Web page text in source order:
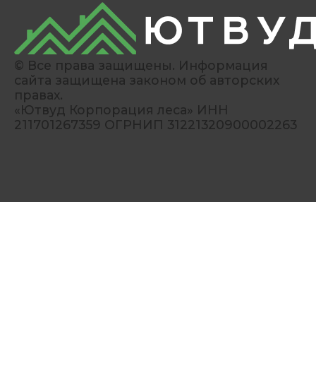
© Все права защищены. Информация
сайта защищена законом об авторских
правах.
«Ютвуд Корпорация леса» ИНН
211701267359 ОГРНИП 31221320900002263